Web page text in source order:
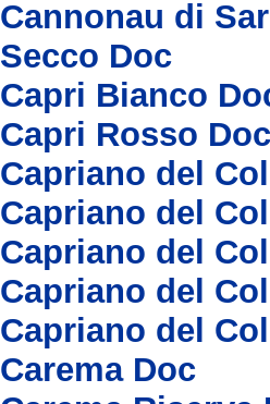
Cannonau di
Secco Doc
Capri Bianco
Capri Rosso Doc
Capriano del
Capriano del
Capriano del
Capriano del
Capriano del
Carema Doc